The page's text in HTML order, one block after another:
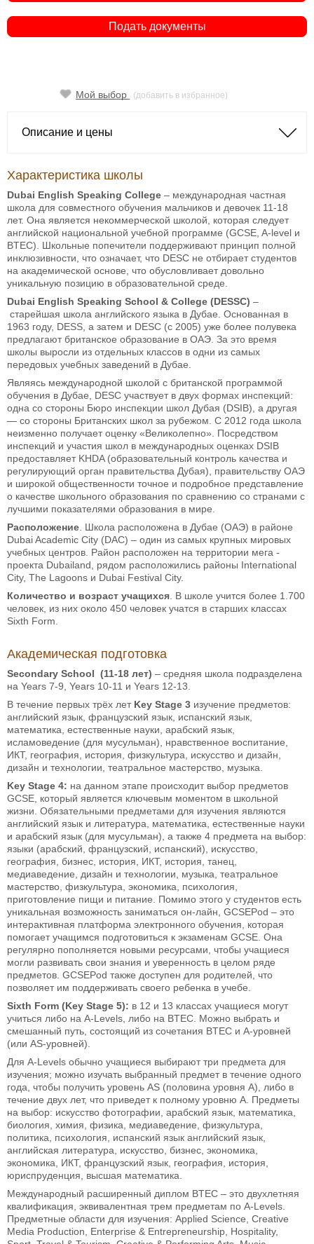
Подать документы
Мой выбор (добавить в избранное)
Описание и цены
Характеристика школы
Dubai English Speaking College – международная частная
школа для совместного обучения мальчиков и девочек 11-18
лет. Она является некоммерческой школой, которая следует
английской национальной учебной программе (GCSE, A-level и
BTEC). Школьные попечители поддерживают принцип полной
инклюзивности, что означает, что DESC не отбирает студентов
на академической основе, что обусловливает довольно
уникальную позицию в образовательной среде.
Dubai English Speaking School & College (DESSC) –
старейшая школа английского языка в Дубае. Основанная в
1963 году, DESS, а затем и DESC (c 2005) уже более полувека
предлагают британское образование в ОАЭ. За это время
школы выросли из отдельных классов в одни из самых
передовых учебных заведений в Дубае.
Являясь международной школой с британской программой
обучения в Дубае, DESC участвует в двух формах инспекций:
одна со стороны Бюро инспекции школ Дубая (DSIB), а другая
— со стороны Британских школ за рубежом. С 2012 года школа
неизменно получает оценку «Великолепно». Посредством
инспекций и участия школ в международных оценках DSIB
предоставляет KHDA (образовательный контроль качества и
регулирующий орган правительства Дубая), правительству ОАЭ
и широкой общественности точное и подробное представление
о качестве школьного образования по сравнению со странами с
лучшими показателями образования в мире.
Расположение . Школа расположена в Дубае (ОАЭ) в районе
Dubai Academic City (DAC) – один из самых крупных мировых
учебных центров. Район расположен на территории мега -
проекта Dubailand, рядом расположились районы International
City, The Lagoons и Dubai Festival City.
Количество и возраст учащихся . В школе учится более 1.700
человек, из них около 450 человек учатся в старших классах
Sixth Form.
Академическая подготовка
Secondary School (11-18 лет) – средняя школа подразделена
на Years 7-9, Years 10-11 и Years 12-13.
В течение первых трёх лет Key Stage 3 изучение предметов:
английский язык, французский язык, испанский язык,
математика, естественные науки, арабский язык,
исламоведение (для мусульман), нравственное воспитание,
ИКТ, география, история, физкультура, искусство и дизайн,
дизайн и технологии, театральное мастерство, музыка.
Key Stage 4: на данном этапе происходит выбор предметов
GCSE, который является ключевым моментом в школьной
жизни. Обязательными предметами для изучения являются
английский язык и литература, математика, естественные науки
и арабский язык (для мусульман), а также 4 предмета на выбор:
языки (арабский, французский, испанский), искусство,
география, бизнес, история, ИКТ, история, танец,
медиаведение, дизайн и технологии, музыка, театральное
мастерство, физкультура, экономика, психология,
приготовление пищи и питание. Помимо этого у студентов есть
уникальная возможность заниматься он-лайн, GCSEPod – это
интерактивная платформа электронного обучения, которая
помогает учащимся подготовиться к экзаменам GCSE. Она
регулярно пополняется новыми ресурсами, чтобы учащиеся
могли развивать свои знания и уверенность в целом ряде
предметов. GCSEPod также доступен для родителей, что
позволяет им поддерживать своего ребенка в учебе.
Sixth Form (Key Stage 5): в 12 и 13 классах учащиеся могут
учиться либо на A-Levels, либо на BTEC. Можно выбрать и
смешанный путь, состоящий из сочетания BTEC и A-уровней
(или AS-уровней).
Для A-Levels обычно учащиеся выбирают три предмета для
изучения; можно изучать выбранный предмет в течение одного
года, чтобы получить уровень AS (половина уровня A), либо в
течение двух лет, что приведет к полному уровню A. Предметы
на выбор: искусство фотографии, арабский язык, математика,
биология, химия, физика, медиаведение, физкультура,
политика, психология, испанский язык английский язык,
английская литература, искусство, бизнес, экономика,
экономика, ИКТ, французский язык, география, история,
юриспруденция, высшая математика.
Международный расширенный диплом BTEC – это двухлетняя
квалификация, эквивалентная трем предметам по A-Levels.
Предметные области для изучения: Applied Science, Creative
Media Production, Enterprise & Entrepreneurship, Hospitality,